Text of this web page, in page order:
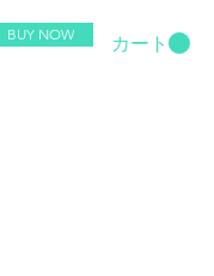
BUY NOW カート